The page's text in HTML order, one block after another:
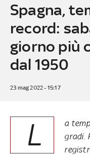
Spagna,
record:
giorno più
dal 1950
23 mag 2022 - 15:17
L
a
gradi.